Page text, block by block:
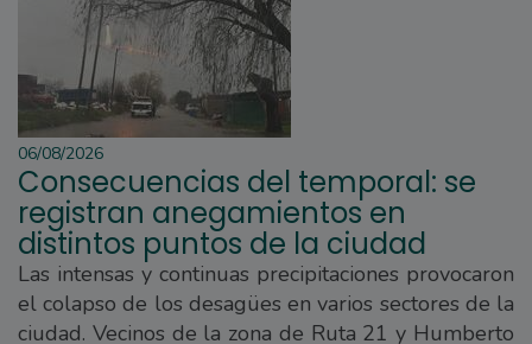
06/08/2026
Consecuencias del temporal: se
registran anegamientos en
distintos puntos de la ciudad
Las intensas y continuas precipitaciones provocaron
el colapso de los desagües en varios sectores de la
ciudad. Vecinos de la zona de Ruta 21 y Humberto